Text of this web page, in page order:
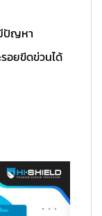
ปัญหา
อยขีดข่วนได้